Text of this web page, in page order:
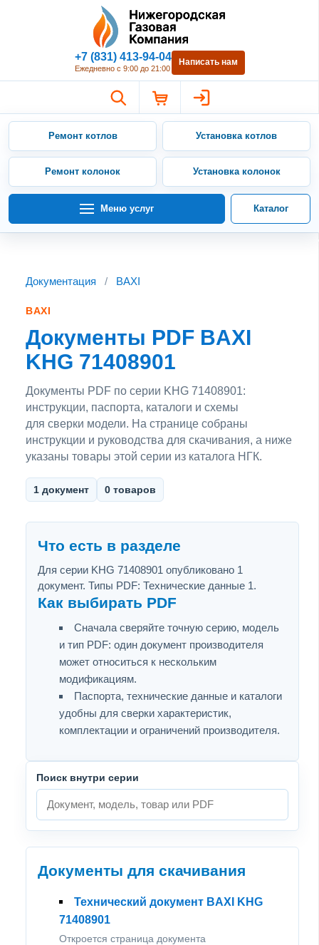
Нижегородская Газовая
+7 (831) 413-94-04
Ежедневно с 9:00 до 21:00
Написать нам
Ремонт котлов Установка котлов
Ремонт колонок Установка колонок
Меню услуг Каталог
Документация / BAXI
BAXI
Документы PDF BAXI
KHG 71408901
Документы PDF по серии KHG 71408901:
инструкции, паспорта, каталоги и схемы
для сверки модели. На странице собраны
инструкции и руководства для скачивания, а ниже
указаны товары этой серии из каталога НГК.
1 документ 0 товаров
Что есть в разделе
Для серии KHG 71408901 опубликовано 1
документ. Типы PDF: Технические данные 1.
Как выбирать PDF
Сначала сверяйте точную серию, модель
и тип PDF: один документ производителя
может относиться к нескольким
модификациям.
Паспорта, технические данные и каталоги
удобны для сверки характеристик,
комплектации и ограничений производителя.
Поиск внутри серии
Документы для скачивания
Технический документ BAXI KHG
71408901
Откроется страница документа